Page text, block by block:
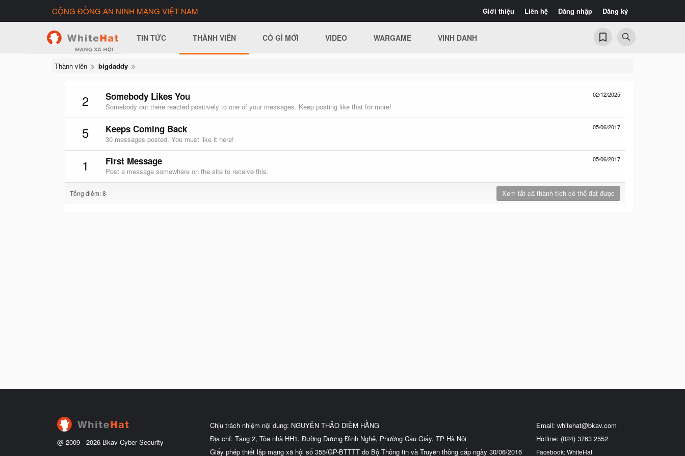
Giới thiệu Liên hệ Đăng nhập Đăng ký
CỘNG ĐỒNG AN NINH MẠNG VIỆT NAM
TIN TỨC THÀNH VIÊN CÓ GÌ MỚI VIDEO WARGAME VINH DANH
Thành viên bigdaddy
2 02/12/2025
Somebody Likes You
Somebody out there reacted positively to one of your messages. Keep posting like that for more!
5 05/06/2017
Keeps Coming Back
30 messages posted. You must like it here!
1 05/06/2017
First Message
Post a message somewhere on the site to receive this.
Tổng điểm: 8 Xem tất cả thành tích có thể đạt được
@ 2009 - 2026 Bkav Cyber Security
Chịu trách nhiệm nội dung: NGUYỄN THẢO DIỄM HẰNG
Địa chỉ: Tầng 2, Tòa nhà HH1, Đường Dương Đình Nghệ, Phường Cầu Giấy, TP Hà Nội
Giấy phép thiết lập mạng xã hội số 355/GP-BTTTT do Bộ Thông tin và Truyền thông cấp ngày 30/06/2016
Email: whitehat@bkav.com
Hotline: (024) 3763 2552
Facebook: WhiteHat